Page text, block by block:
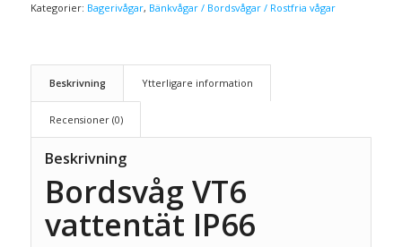
Kategorier: Bagerivågar, Bänkvågar / Bordsvågar / Rostfria vågar
Beskrivning Ytterligare information
Recensioner (0)
Beskrivning
Bordsvåg VT6
vattentät IP66